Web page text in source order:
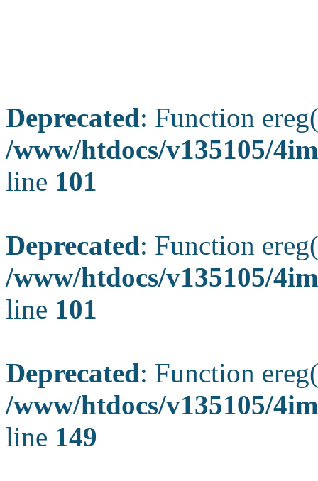
Deprecated: Function
/www/htdocs/v135105/
line 101
Deprecated: Function
/www/htdocs/v135105/
line 101
Deprecated: Function
/www/htdocs/v135105/
line 149